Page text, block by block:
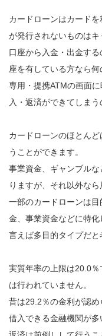
カードローンはカード
が発行されないものはキ
口座から入金・出金す
座を有している方なら何
専用・提携ATMの画面
入・返済ができてしまう
カードローンのほとん
うことができます。
事業資金、ギャンブル
りますが、それ以外なら
一部のカードローンは
金、事業資金などに特
言えば多目的タイプだと
実質年率の上限は20.0
は行われていません。
昔は29.2％の金利が認
借入できる金融機関が多